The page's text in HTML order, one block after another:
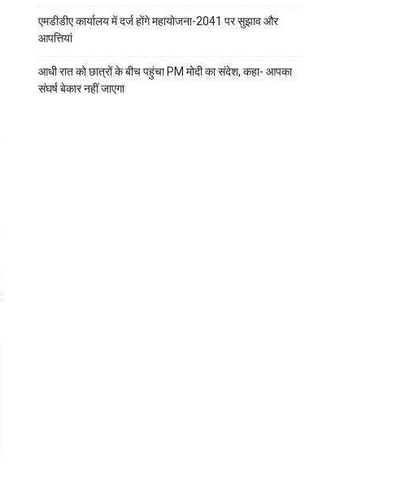
एमडीडीए कार्यालय में दर्ज होंगे महायोजना-2041 पर सुझाव और
आपत्तियां
आधी रात को छात्रों के बीच पहुंचा PM मोदी का संदेश, कहा- आपका
संघर्ष बेकार नहीं जाएगा